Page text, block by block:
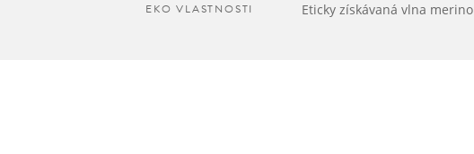
EKO VLASTNOSTI Eticky získávaná vlna merino